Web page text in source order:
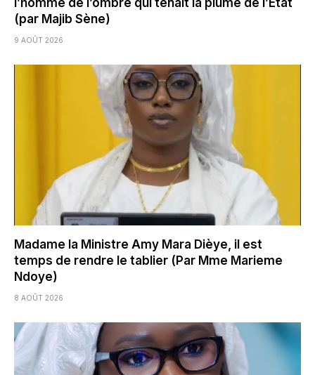
(par Majib Sène)
9 AOÛT 2026
Madame la Ministre Amy Mara Dièye, il est
temps de rendre le tablier (Par Mme Marieme
Ndoye)
8 AOÛT 2026